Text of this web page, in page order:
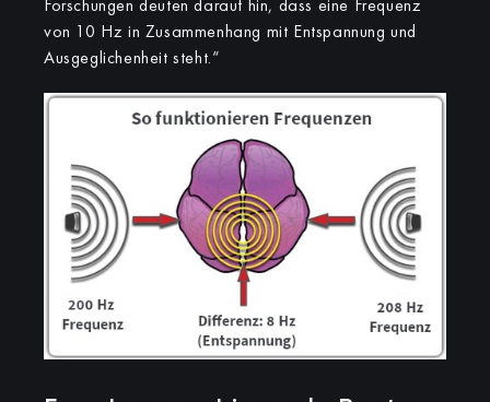
Forschungen deuten darauf hin, dass eine Frequenz
von 10 Hz in Zusammenhang mit Entspannung und
Ausgeglichenheit steht.“